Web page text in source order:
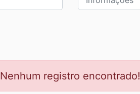
Nenhum registro encontrado!